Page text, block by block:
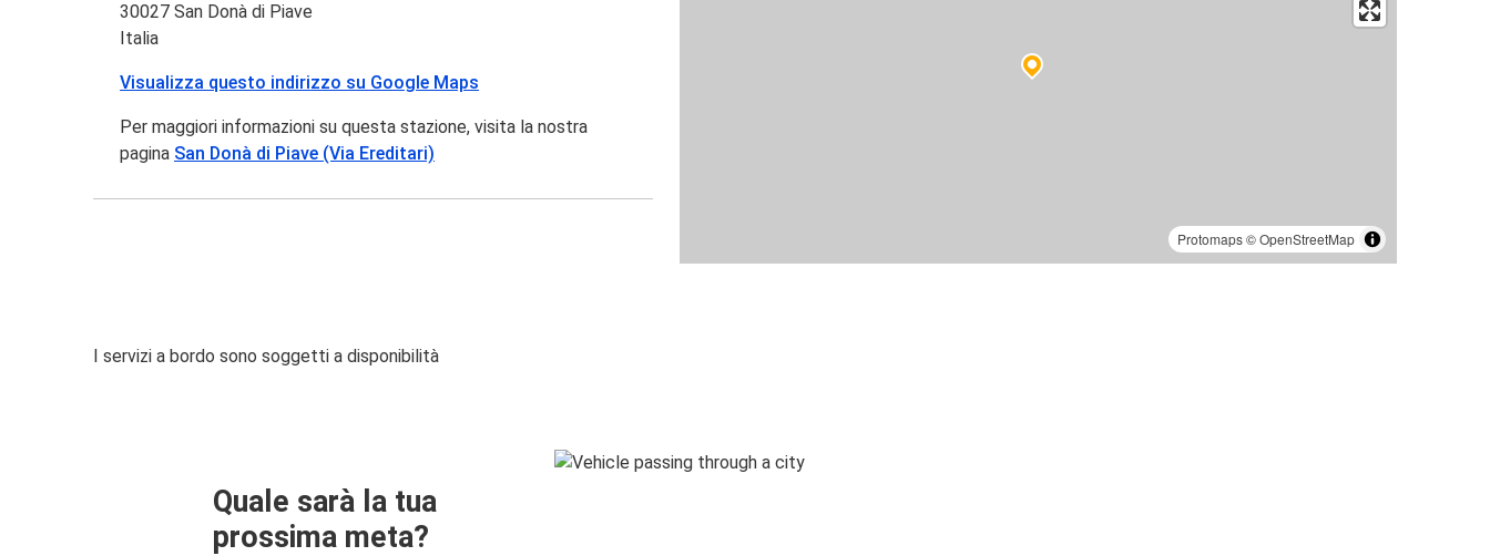
Protomaps©OpenStreetMap
30027 San Donà di Piave
Italia
Visualizza questo indirizzo su Google Maps
Per maggiori informazioni su questa stazione, visita la nostra
pagina San Donà di Piave (Via Ereditari)
I servizi a bordo sono soggetti a disponibilità
Quale sarà la tua
prossima meta?